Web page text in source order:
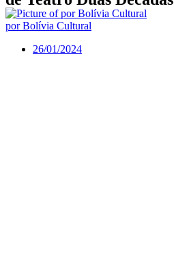
por Bolívia Cultural
26/01/2024